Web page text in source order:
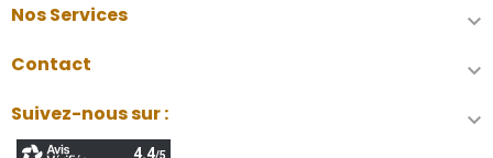
Nos Services 
Contact 
Suivez-nous sur : 